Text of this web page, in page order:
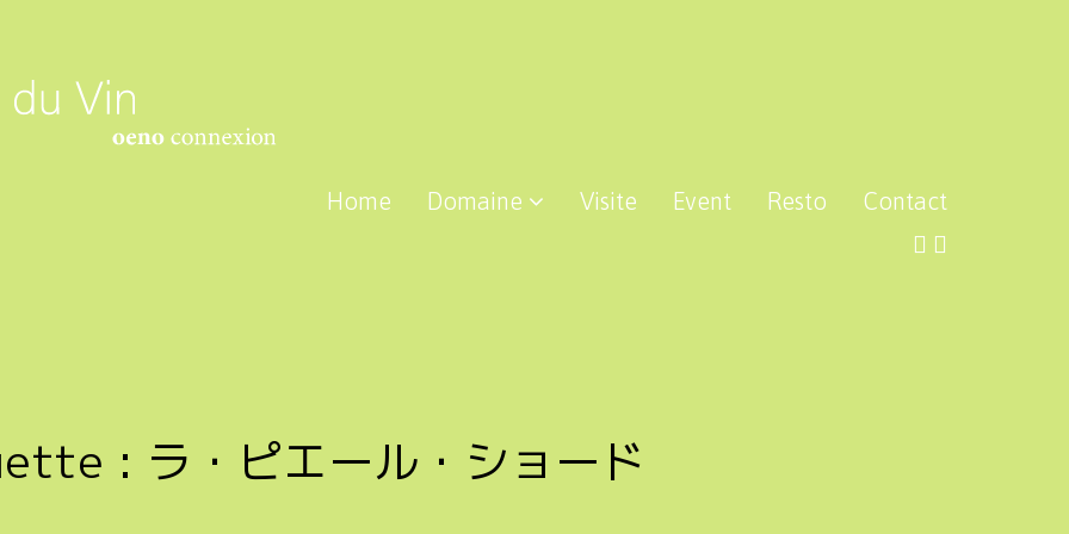
Home Domaine Visite Event Resto Contact
: ラ・ピエール・ショード